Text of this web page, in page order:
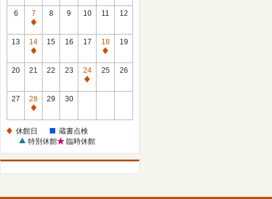
6
7
休
館
日
8 9 10 11 12
13
14
休
館
15 16 17
18
休
館
19
20 21 22 23
24
休
25 26
27
28
休
日
29 30
休館日
蔵書点検
特別休館
臨時休館